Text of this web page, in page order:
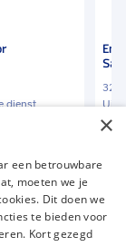
dienst
32
€
×
een betrouwbare
moeten we je
Dit doen we
te bieden voor
Kort gezegd